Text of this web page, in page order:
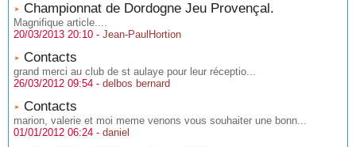
Championnat de Dordogne Jeu Provençal.
Magnifique article....
20/03/2013 20:10 - Jean-PaulHortion
Contacts
grand merci au club de st aulaye pour leur réceptio...
26/03/2012 09:54 - delbos bernard
Contacts
marion, valerie et moi meme venons vous souhaiter une bonn...
01/01/2012 06:24 - daniel